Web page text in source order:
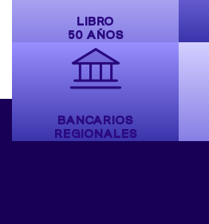
LIBRO
50 AÑOS
BANCARIOS
REGIONALES